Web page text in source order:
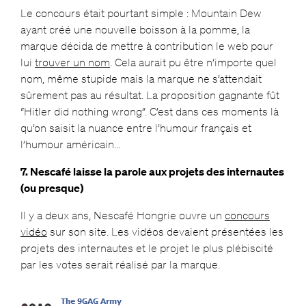
Le concours était pourtant simple : Mountain Dew
ayant créé une nouvelle boisson à la pomme, la
marque décida de mettre à contribution le web pour
lui trouver un nom . Cela aurait pu être n’importe quel
nom, même stupide mais la marque ne s’attendait
sûrement pas au résultat. La proposition gagnante fût
“Hitler did nothing wrong”. C’est dans ces moments là
qu’on saisit la nuance entre l’humour français et
l’humour américain…
7. Nescafé laisse la parole aux projets des internautes
(ou presque)
Il y a deux ans, Nescafé Hongrie ouvre un concours
vidéo sur son site. Les vidéos devaient présentées les
projets des internautes et le projet le plus plébiscité
par les votes serait réalisé par la marque.